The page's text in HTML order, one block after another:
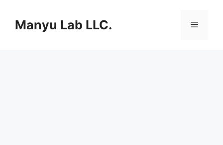
Manyu Lab LLC. 메